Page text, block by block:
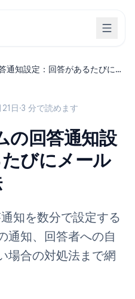
通知設定：回答があるたびにメ
日·3 分で読めます
の回答通知設
びにメール
知を数分で設定する
通知、回答者への自
場合の対処法まで網